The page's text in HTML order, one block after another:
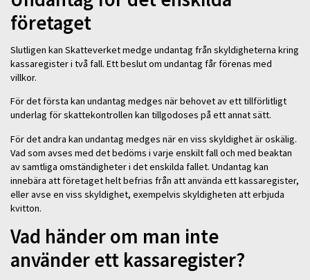
företaget
Slutligen kan Skatteverket medge undantag från skyldigheterna kring
kassaregister i två fall. Ett beslut om undantag får förenas med
villkor.
För det första kan undantag medges när behovet av ett tillförlitligt
underlag för skattekontrollen kan tillgodoses på ett annat sätt.
För det andra kan undantag medges när en viss skyldighet är oskälig.
Vad som avses med det bedöms i varje enskilt fall och med beaktan
av samtliga omständigheter i det enskilda fallet. Undantag kan
innebära att företaget helt befrias från att använda ett kassaregister,
eller avse en viss skyldighet, exempelvis skyldigheten att erbjuda
kvitton.
Vad händer om man inte
använder ett kassaregister?